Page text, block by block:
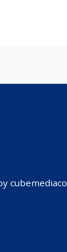
cubemediaco